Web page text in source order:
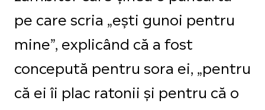
pe care scria „ești gunoi pentru
mine”, explicând că a fost
concepută pentru sora ei, „pentru
că ei îi plac ratonii și pentru că o